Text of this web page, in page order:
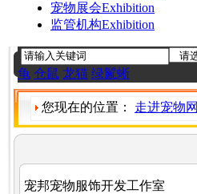
宠物展会Exhibition
监管机构Exhibition
龟 仓鼠 龙猫 绿鬣蜥
您现在的位置： 走进宠物网
宠邦宠物服饰开发工作室